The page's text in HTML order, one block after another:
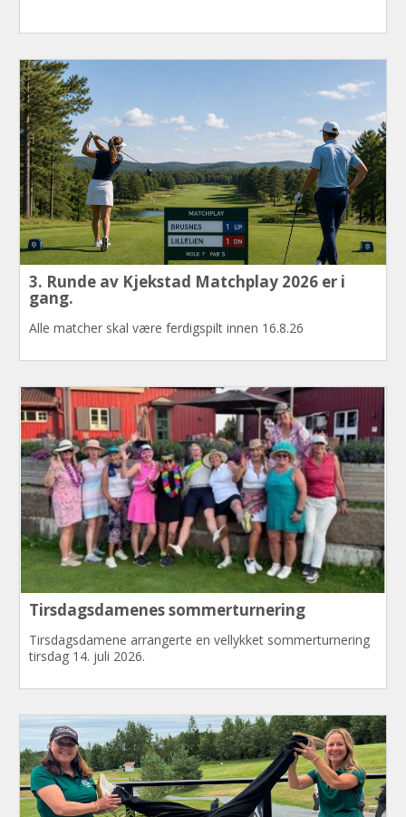
Klikk for stor bilde
DAGENS AKTIVITETER
Ingen registrerte.
VÆRUTSIKTER
09:00
18°
5 m/s
0 mm
13:00
20°
0 mm
17:00
18°
21:00
16°
0 mm
Se mer hos yr.no
3. Runde av Kjekstad Matchplay 2026 er i
gang.
Alle matcher skal være ferdigspilt innen 16.8.26
Tirsdagsdamenes sommerturnering
Tirsdagsdamene arrangerte en vellykket sommerturnering
tirsdag 14. juli 2026.